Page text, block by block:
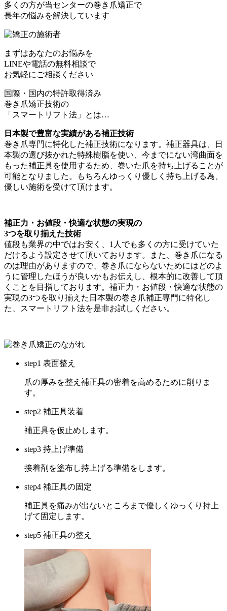
多くの方が当センターの巻き爪矯正で
長年の悩みを解決しています
まずはあなたのお悩みを
LINEや電話の無料相談で
お気軽にご相談ください
国際・国内の特許取得済み
巻き爪矯正技術の
「スマートリフト法」とは…
日本製で豊富な実績がある補正技術
巻き爪専門に特化した補正技術になります。補正器具は、日
本製の選び抜かれた特殊樹脂を使い、今までにない湾曲面を
もった補正具を使用するため、巻いた爪を持ち上げることが
可能となりました。もちろんゆっくり優しく持ち上げる為、
優しい施術を受けて頂けます。
補正力・お値段・快適な状態の実現の
3つを取り揃えた技術
値段も業界の中ではお安く、1人でも多くの方に受けていた
だけるよう設定させて頂いております。また、巻き爪になる
のは理由がありますので、巻き爪にならないためにはどのよ
うに管理したほうが良いかもお伝えし、根本的に改善して頂
くことを目指しております。補正力・お値段・快適な状態の
実現の3つを取り揃えた日本製の巻き爪補正専門に特化し
た、スマートリフト法を是非お試しください。
step1 表面整え
爪の厚みを整え補正具の密着を高めるために削りま
す。
step2 補正具装着
補正具を仮止めします。
step3 持上げ準備
接着剤を塗布し持上げる準備をします。
step4 補正具の固定
補正具を痛みが出ないところまで優しくゆっくり持上
げて固定します。
step5 補正具の整え